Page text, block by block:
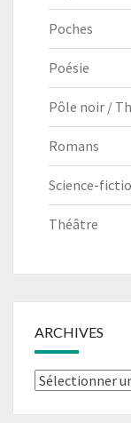
Poches
Poésie
Pôle noir /
Romans
Science-
Théâtre
ARCHIVES
Archives